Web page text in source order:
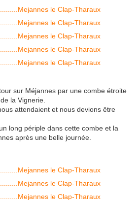
sur Méjannes par une combe étroite
la Vignerie.
attendaient et nous devions être
long périple dans cette combe et la
après une belle journée.